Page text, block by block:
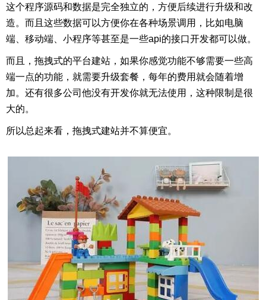
这个程序源码和数据是完全独立的，方便后续进行升级和改
造。而且这些数据可以方便你在各种场景调用，比如电脑
端、移动端、小程序等甚至是一些api的接口开发都可以做。
而且，拖拽式的平台建站，如果你感觉功能不够需要一些高
端一点的功能，就需要升级套餐，每年的费用就会随着增
加。还有很多公司他没有开发你就无法使用，这种限制是很
大的。
所以总起来看，拖拽式建站并不算便宜。